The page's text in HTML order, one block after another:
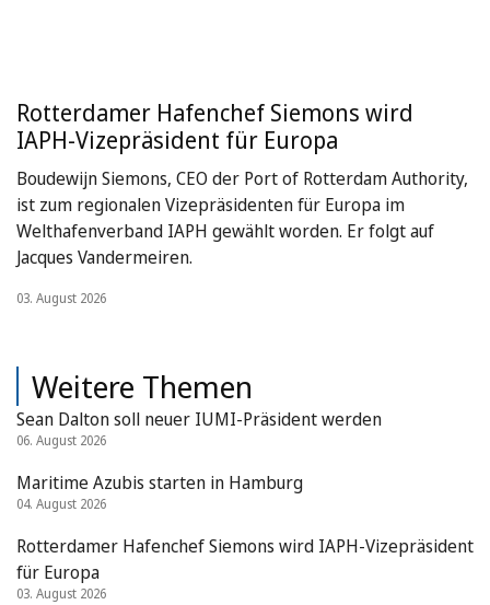
Rotterdamer Hafenchef Siemons wird
IAPH-Vizepräsident für Europa
Boudewijn Siemons, CEO der Port of Rotterdam Authority,
ist zum regionalen Vizepräsidenten für Europa im
Welthafenverband IAPH gewählt worden. Er folgt auf
Jacques Vandermeiren.
03. August 2026
Weitere Themen
Sean Dalton soll neuer IUMI-Präsident werden
06. August 2026
Maritime Azubis starten in Hamburg
04. August 2026
Rotterdamer Hafenchef Siemons wird IAPH-Vizepräsident
für Europa
03. August 2026